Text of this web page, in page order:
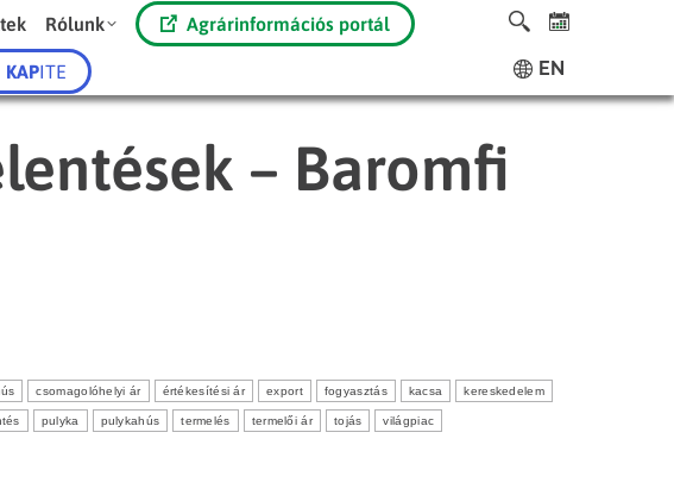
Rólunk Agrárinformációs portál
KAPITE EN
– Baromfi
csomagolóhelyi ár értékesítési ár export fogyasztás kacsa kereskedelem
pulyka pulykahús termelés termelői ár tojás világpiac